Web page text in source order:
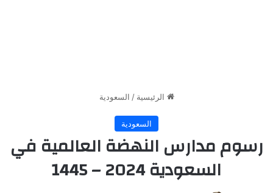
الرئيسية / السعودية
السعودية
رسوم مدارس النهضة العالمية في
السعودية 2024 – 1445